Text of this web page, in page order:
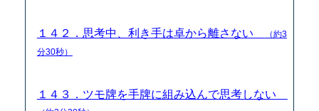
１４２．思考中、利き手は卓から離さない
（約3
分30秒）
１４３．ツモ牌を手牌に組み込んで思考しない